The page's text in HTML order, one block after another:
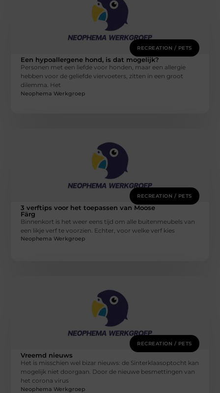
RECREATION / PETS
Een hypoallergene hond, is dat mogelijk?
Personen met een liefde voor honden, maar een allergie
hebben voor de geliefde viervoeters, zitten in een groot
dilemma. Het
Neophema Werkgroep
RECREATION / PETS
3 verftips voor het toepassen van Moose
Färg
Binnenkort is het weer eens tijd om alle buitenmeubels van
een likje verf te voorzien. Echter, voor welke verf kies
Neophema Werkgroep
RECREATION / PETS
Vreemd nieuws
Het is misschien wel bizar nieuws: de Sinterklaasoptocht kan
mogelijk niet doorgaan. Door de nieuwe besmettingen van
het corona virus
Neophema Werkgroep